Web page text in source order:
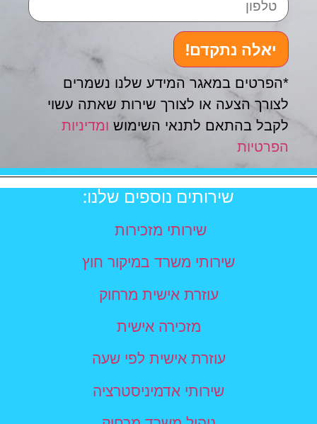
יאלה נתקדם!
*הפרטים במאגר המידע שלנו נשמרים
לצורך הצעה או לצורך שירות שאתה עשוי
לקבל בהתאם לתנאי השימוש ומדיניות
הפרטיות
שירותים נוספים שלנו:
שירותי מזכירות
שירותי משרד במיקור חוץ
עוזרת אישית מרחוק
מזכירה אישית
עוזרת אישית לפי שעה
שירותי אדמיניסטרציה